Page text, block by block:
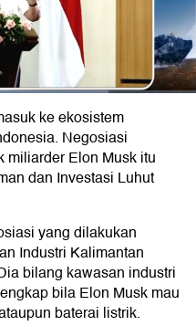
ke ekosistem
Negosiasi
miliarder Elon Musk itu
dan Investasi Luhut
yang dilakukan
Industri Kalimantan
bilang kawasan industri
bila Elon Musk mau
baterai listrik.